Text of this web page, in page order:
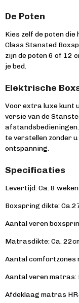
De Poten
Kies zelf de poten
Class Stansted
zijn de poten 6 of 12
je bed.
Elektrische
Voor extra luxe kunt
versie van de
te verstellen zonder
ontspanning.
Specificaties
Levertijd: Ca. 8 weken
Boxspring dikte:
Aantal veren
Matrasdikte: Ca.
Aantal comfortzones
Aantal veren matras:
Afdeklaag matras